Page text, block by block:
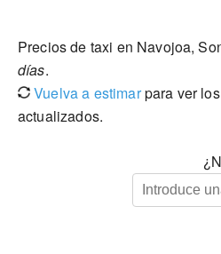
Precios de taxi en Navojoa,
días.
Vuelva a estimarpara ver
actualizados.